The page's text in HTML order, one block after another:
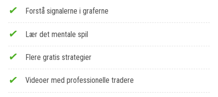
Forstå signalerne i graferne
Lær det mentale spil
Flere gratis strategier
Videoer med professionelle tradere